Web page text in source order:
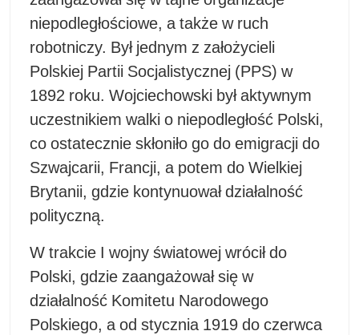
niepodległościowe, a także w ruch
robotniczy. Był jednym z założycieli
Polskiej Partii Socjalistycznej (PPS) w
1892 roku. Wojciechowski był aktywnym
uczestnikiem walki o niepodległość Polski,
co ostatecznie skłoniło go do emigracji do
Szwajcarii, Francji, a potem do Wielkiej
Brytanii, gdzie kontynuował działalność
polityczną.
W trakcie I wojny światowej wrócił do
Polski, gdzie zaangażował się w
działalność Komitetu Narodowego
Polskiego, a od stycznia 1919 do czerwca